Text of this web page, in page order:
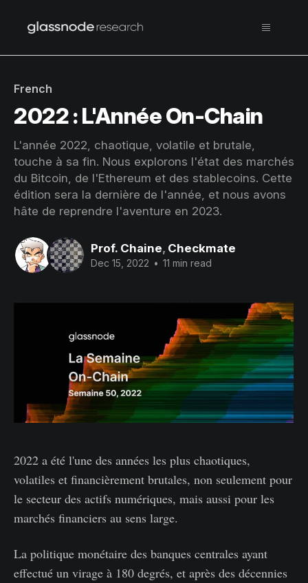
French
2022 : L'Année On-Chain
L'année 2022, chaotique, volatile et brutale,
touche à sa fin. Nous explorons l'état des marchés
du Bitcoin, de l'Ethereum et des stablecoins. Cette
édition sera la dernière de l'année, et nous avons
hâte de reprendre l'aventure en 2023.
Prof. Chaine, Checkmate
Dec 15, 2022 • 11 min read
2022 a été l'une des années les plus chaotiques,
volatiles et financièrement brutales, non seulement pour
le secteur des actifs numériques, mais aussi pour les
marchés financiers au sens large.
La politique monétaire des banques centrales ayant
effectué un virage à 180 degrés, et après des décennies